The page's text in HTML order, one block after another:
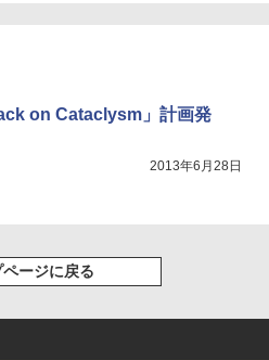
on Cataclysm」計画発
2013年6月28日
ページに戻る